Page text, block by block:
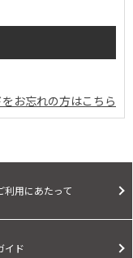
お忘れの方はこちら
利用にあたって
イド